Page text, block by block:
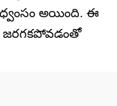
ధ్వంసం అయింది. ఈ